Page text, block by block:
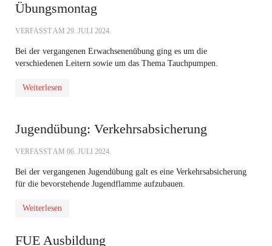
Übungsmontag
VERFASST AM 29. JULI 2024.
Bei der vergangenen Erwachsenenübung ging es um die
verschiedenen Leitern sowie um das Thema Tauchpumpen.
Weiterlesen
Jugendübung: Verkehrsabsicherung
VERFASST AM 06. JULI 2024.
Bei der vergangenen Jugendübung galt es eine Verkehrsabsicherung
für die bevorstehende Jugendflamme aufzubauen.
Weiterlesen
FUE Ausbildung